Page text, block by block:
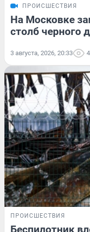
ПРОИСШЕСТВИЯ
На Московке
столб черного
3 августа, 2026, 20:33
ПРОИСШЕСТВИЯ
Беспилотник